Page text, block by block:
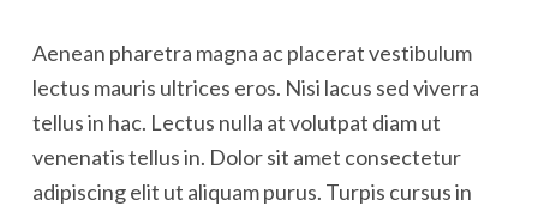
Aenean pharetra magna ac placerat vestibulum
lectus mauris ultrices eros. Nisi lacus sed viverra
tellus in hac. Lectus nulla at volutpat diam ut
venenatis tellus in. Dolor sit amet consectetur
adipiscing elit ut aliquam purus. Turpis cursus in